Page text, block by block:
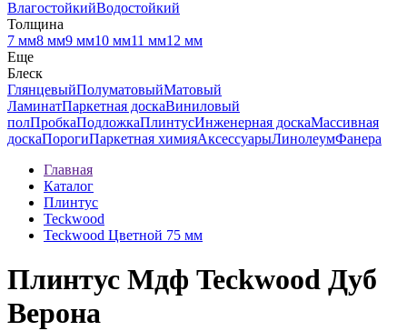
ВлагостойкийВодостойкий
Толщина
7 мм8 мм9 мм10 мм11 мм12 мм
Еще
Блеск
ГлянцевыйПолуматовыйМатовый
ЛаминатПаркетная доскаВиниловый
полПробкаПодложкаПлинтусИнженерная доскаМассивная
доскаПорогиПаркетная химияАксессуарыЛинолеумФанера
Главная
Каталог
Плинтус
Teckwood
Teckwood Цветной 75 мм
Плинтус Мдф Teckwood Дуб
Верона